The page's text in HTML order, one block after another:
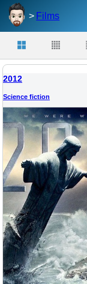
Films
2012
Science fiction